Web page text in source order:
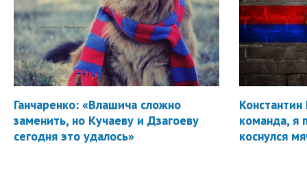
Ганчаренко: «Влашича сложно
заменить, но Кучаеву и Дзагоеву
сегодня это удалось»
Константин
команда, я
коснулся